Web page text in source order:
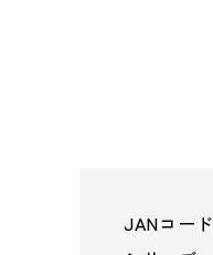
JANコード